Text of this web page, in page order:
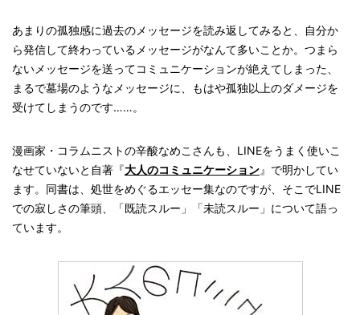
あまりの孤独感に過去のメッセージを読み返してみると、自分か
ら発信して終わっているメッセージがなんて多いことか。つまら
ないメッセージを送ってコミュニケーションが絶えてしまった、
まるで墓場のようなメッセージに、もはや孤独以上のダメージを
受けてしまうのです……。
漫画家・コラムニストの辛酸なめこさんも、LINEをうまく使いこ
なせていないと自著『大人のコミュニケーション』で明かしてい
ます。同書は、処世をめぐるエッセー集なのですが、そこでLINE
での寂しさの筆頭、「既読スルー」「未読スルー」について語っ
ています。